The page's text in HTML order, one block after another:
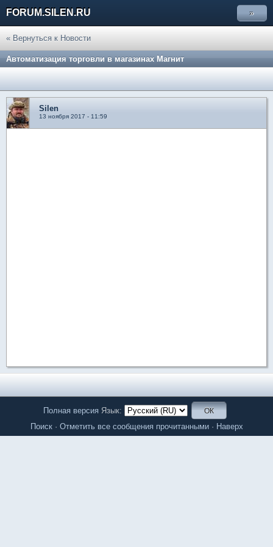
FORUM.SILEN.RU »
« Вернуться к Новости
Автоматизация торговли в магазинах Магнит
Silen
13 ноября 2017 - 11:59
Полная версия Язык:
Поиск· Отметить все сообщения прочитанными· Наверх